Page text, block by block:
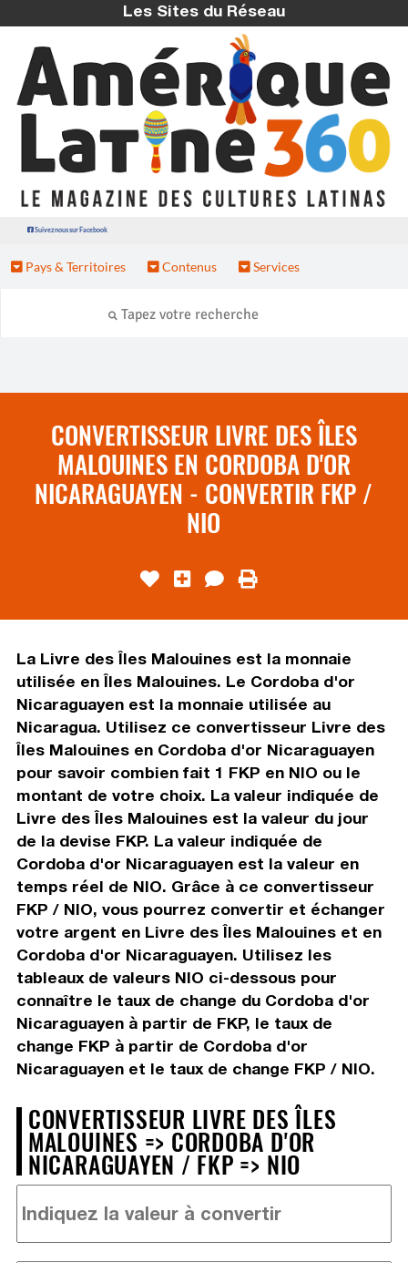
Les Sites du Réseau
Suivez nous sur Facebook
Pays & Territoires Contenus Services
CONVERTISSEUR LIVRE DES ÎLES
MALOUINES EN CORDOBA D'OR
NICARAGUAYEN - CONVERTIR FKP /
NIO
La Livre des Îles Malouines est la monnaie
utilisée en Îles Malouines. Le Cordoba d'or
Nicaraguayen est la monnaie utilisée au
Nicaragua. Utilisez ce convertisseur Livre des
Îles Malouines en Cordoba d'or Nicaraguayen
pour savoir combien fait 1 FKP en NIO ou le
montant de votre choix. La valeur indiquée de
Livre des Îles Malouines est la valeur du jour
de la devise FKP. La valeur indiquée de
Cordoba d'or Nicaraguayen est la valeur en
temps réel de NIO. Grâce à ce convertisseur
FKP / NIO, vous pourrez convertir et échanger
votre argent en Livre des Îles Malouines et en
Cordoba d'or Nicaraguayen. Utilisez les
tableaux de valeurs NIO ci-dessous pour
connaître le taux de change du Cordoba d'or
Nicaraguayen à partir de FKP, le taux de
change FKP à partir de Cordoba d'or
Nicaraguayen et le taux de change FKP / NIO.
CONVERTISSEUR LIVRE DES ÎLES
MALOUINES => CORDOBA D'OR
NICARAGUAYEN / FKP => NIO